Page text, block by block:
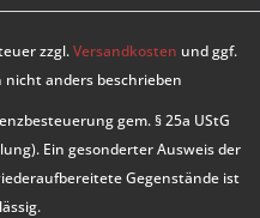
zzgl.Versandkosten und ggf.
anders beschrieben
gem. § 25a UStG
Ein gesonderter Ausweis der
Gegenstände ist